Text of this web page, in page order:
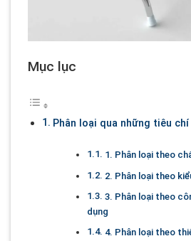
Mục lục
Phân loại qua những tiêu
1. Phân loại theo
2. Phân loại theo
3. Phân loại theo
dụng
4. Phân loại theo